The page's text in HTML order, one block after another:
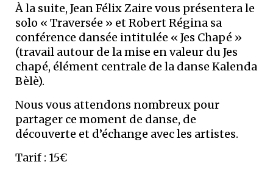
À la suite, Jean Félix Zaire vous présentera le
solo « Traversée » et Robert Régina sa
conférence dansée intitulée « Jes Chapé »
(travail autour de la mise en valeur du Jes
chapé, élément centrale de la danse Kalenda
Bèlè).
Nous vous attendons nombreux pour
partager ce moment de danse, de
découverte et d’échange avec les artistes.
Tarif : 15€